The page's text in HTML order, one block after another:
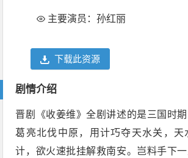
主要演员：孙红丽
下载此资源
剧情介绍
晋剧《收姜维》全剧讲述的是三国时
葛亮北伐中原，用计巧夺天水关，天
计，欲火速批挂解救南安。岂料手下